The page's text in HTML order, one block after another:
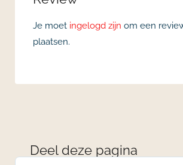
Je moet ingelogd zijn om een
plaatsen.
Deel deze pagina